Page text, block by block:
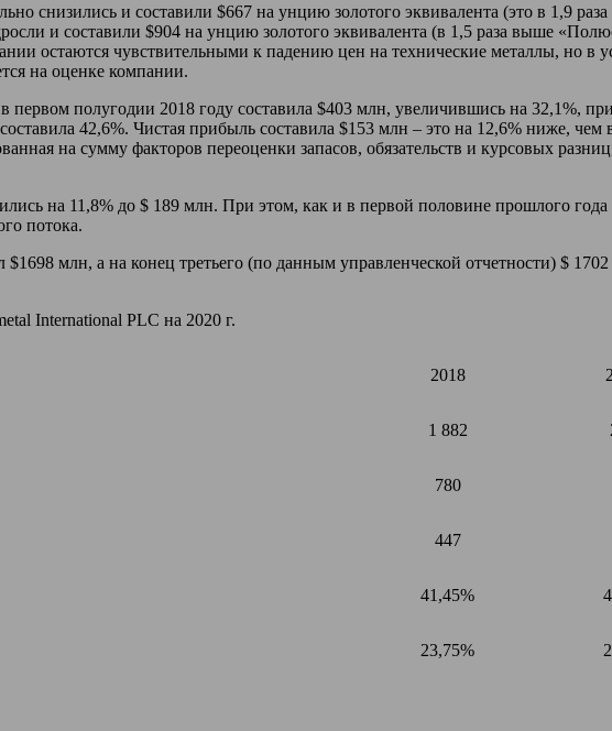
снизились и составили $667 на унцию золотого эквивалента (это в 1,9
и составили $904 на унцию золотого эквивалента (в 1,5 раза выше
остаются чувствительными к падению цен на технические металлы, но в
на оценке компании.
первом полугодии 2018 году составила $403 млн, увеличившись на 32,1%,
42,6%. Чистая прибыль составила $153 млн – это на 12,6% ниже,
на сумму факторов переоценки запасов, обязательств и курсовых
на 11,8% до $ 189 млн. При этом, как и в первой половине прошлого года
потока.
$1698 млн, а на конец третьего (по данным управленческой отчетности) $
International PLC на 2020 г.
2018
1 882
780
447
41,45%
23,75%